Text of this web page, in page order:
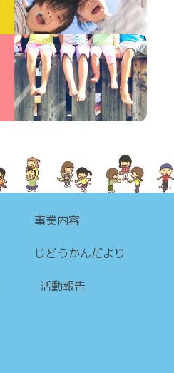
事業内容
じどうかんだより
活動報告